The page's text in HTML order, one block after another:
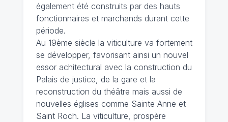
également été construits par des hauts
fonctionnaires et marchands durant cette
période.
Au 19ème siècle la viticulture va fortement
se développer, favorisant ainsi un nouvel
essor achitectural avec la construction du
Palais de justice, de la gare et la
reconstruction du théâtre mais aussi de
nouvelles églises comme Sainte Anne et
Saint Roch. La viticulture, prospère